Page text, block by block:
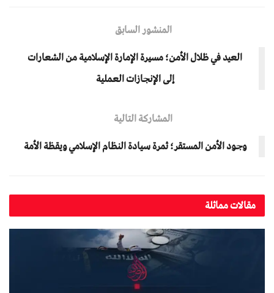
المنشور السابق
العيد في ظلال الأمن؛ مسيرة الإمارة الإسلامية من الشعارات
إلى الإنجازات العملية
المشاركة التالية
وجود الأمن المستقر؛ ثمرة سيادة النظام الإسلامي ويقظة الأمة
مقالات مماثلة